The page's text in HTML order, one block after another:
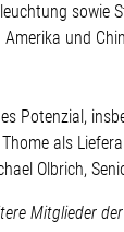
und
Potenzial,
als
Olbrich,
Mitglieder